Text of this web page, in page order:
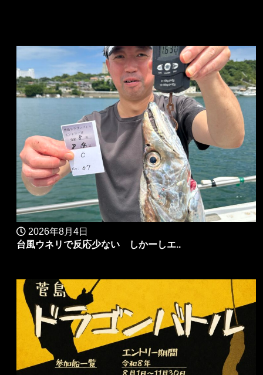
2026年8月4日
台風ウネリで反応少ない しかーしエ..